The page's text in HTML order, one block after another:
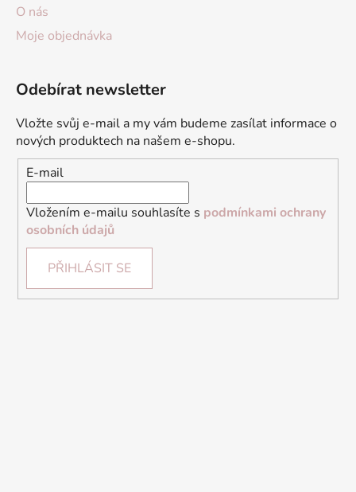
O nás
Moje objednávka
Odebírat newsletter
Vložte svůj e-mail a my vám budeme zasílat informace o
nových produktech na našem e-shopu.
E-mail
Vložením e-mailu souhlasíte s podmínkami ochrany
osobních údajů
PŘIHLÁSIT SE